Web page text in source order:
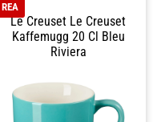
Le Creuset Le Creuset
Kaffemugg 20 Cl Bleu
Riviera
REA